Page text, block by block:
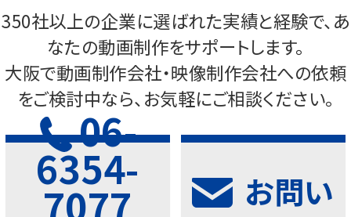
350社以上の企業に選ばれた実績と経験で、あ
なたの動画制作をサポートします。
大阪で動画制作会社・映像制作会社への依頼
をご検討中なら、お気軽にご相談ください。
06-
6354-
7077
お問い